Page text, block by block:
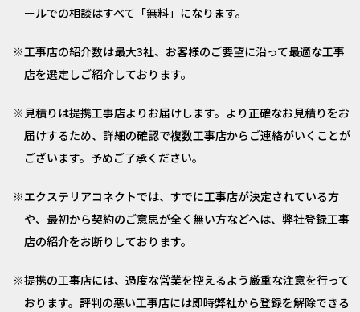
ールでの相談はすべて「無料」になります。
工事店の紹介数は最大3社、お客様のご要望に沿って最適な工事
店を選定しご紹介しております。
見積りは提携工事店よりお届けします。より正確なお見積りをお
届けするため、詳細の確認で複数工事店からご連絡がいくことが
ございます。予めご了承ください。
エクステリアコネクトでは、すでに工事店が決定されている方
や、最初から契約のご意思が全く無い方などへは、弊社登録工事
店の紹介をお断りしております。
提携の工事店には、過度な営業を控えるよう厳重な注意を行って
おります。評判の悪い工事店には即時弊社から登録を解除できる